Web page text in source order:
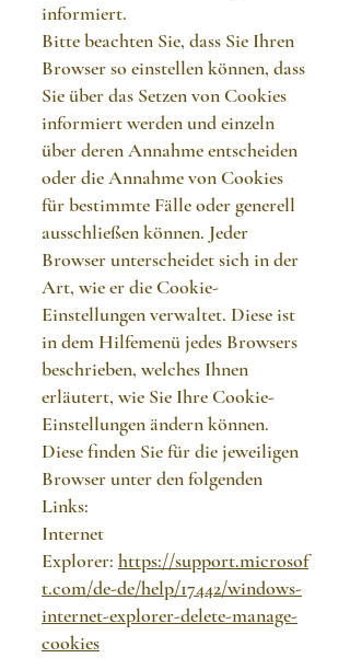
informiert.
Bitte beachten Sie, dass Sie Ihren
Browser so einstellen können, dass
Sie über das Setzen von Cookies
informiert werden und einzeln
über deren Annahme entscheiden
oder die Annahme von Cookies
für bestimmte Fälle oder generell
ausschließen können. Jeder
Browser unterscheidet sich in der
Art, wie er die Cookie-
Einstellungen verwaltet. Diese ist
in dem Hilfemenü jedes Browsers
beschrieben, welches Ihnen
erläutert, wie Sie Ihre Cookie-
Einstellungen ändern können.
Diese finden Sie für die jeweiligen
Browser unter den folgenden
Links:
Internet
Explorer: https://support.microsof
t.com/de-de/help/17442/windows-
internet-explorer-delete-manage-
cookies